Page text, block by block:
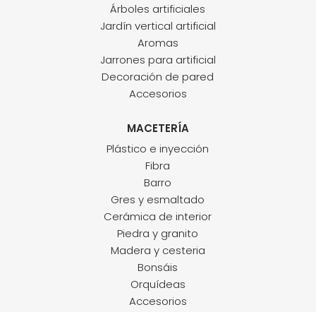
Árboles artificiales
Jardín vertical artificial
Aromas
Jarrones para artificial
Decoración de pared
Accesorios
MACETERÍA
Plástico e inyección
Fibra
Barro
Gres y esmaltado
Cerámica de interior
Piedra y granito
Madera y cesteria
Bonsáis
Orquídeas
Accesorios